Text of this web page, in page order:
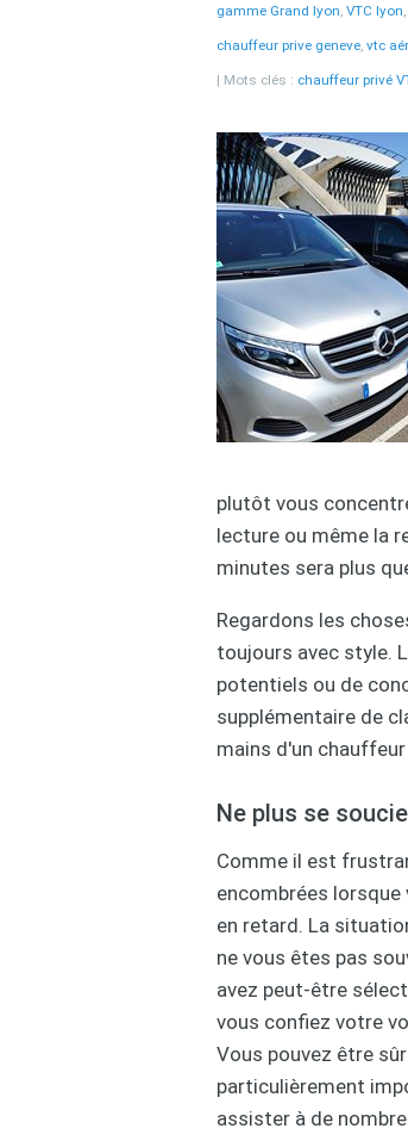
gamme Grand lyon, VTC lyon,
chauffeur prive geneve, vtc
Mots clés : chauffeur privé
plutôt vous
lecture ou même la
minutes sera plus
Regardons les
toujours avec style.
potentiels ou de
supplémentaire de
mains d'un
Ne plus se
Comme il est
encombrées
en retard. La
ne vous êtes pas
avez peut-être
vous confiez votre
Vous pouvez être
particulièrement
assister à de